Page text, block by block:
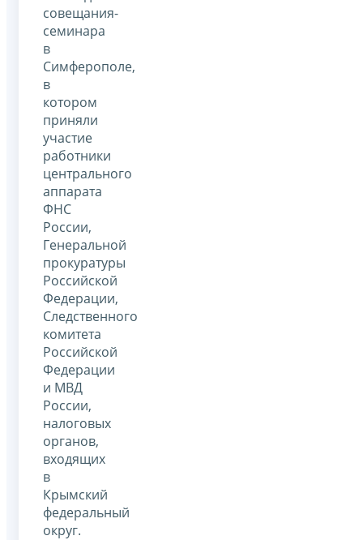
совещания-
семинара
в
Симферополе,
в
котором
приняли
участие
работники
центрального
аппарата
ФНС
России,
Генеральной
прокуратуры
Российской
Федерации,
Следственного
комитета
Российской
Федерации
и МВД
России,
налоговых
органов,
входящих
в
Крымский
федеральный
округ.